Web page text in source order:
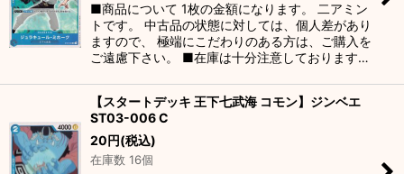
■商品について 1枚の金額になります。 二アミン
トです。 中古品の状態に対しては、個人差があり
ますので、 極端にこだわりのある方は、ご購入を
ご遠慮下さい。 ■在庫は十分注意しております…
【スタートデッキ 王下七武海 コモン】ジンベエ
ST03-006 C
20円(税込)
在庫数 16個